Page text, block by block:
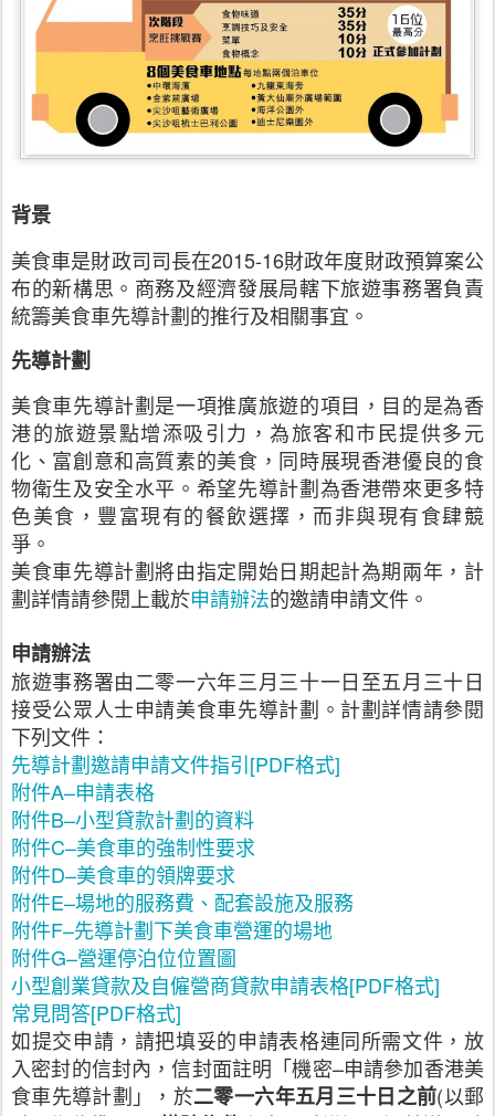
背景
美食車是財政司司長在2015-16財政年度財政預算案公
布的新構思。商務及經濟發展局轄下旅遊事務署負責
統籌美食車先導計劃的推行及相關事宜。
先導計劃
美食車先導計劃是一項推廣旅遊的項目，目的是為香
港的旅遊景點增添吸引力，為旅客和巿民提供多元
化、富創意和高質素的美食，同時展現香港優良的食
物衛生及安全水平。希望先導計劃為香港帶來更多特
色美食，豐富現有的餐飲選擇，而非與現有食肆競
爭。
美食車先導計劃將由指定開始日期起計為期兩年，計
劃詳情請參閱上載於申請辦法的邀請申請文件。
申請辦法
旅遊事務署由二零一六年三月三十一日至五月三十日
接受公眾人士申請美食車先導計劃。計劃詳情請參閱
下列文件：
先導計劃邀請申請文件指引[PDF格式]
附件A–申請表格
附件B–小型貸款計劃的資料
附件C–美食車的強制性要求
附件D–美食車的領牌要求
附件E–場地的服務費、配套設施及服務
附件F–先導計劃下美食車營運的場地
附件G–營運停泊位位置圖
小型創業貸款及自僱營商貸款申請表格[PDF格式]
常見問答[PDF格式]
如提交申請，請把填妥的申請表格連同所需文件，放
入密封的信封內，信封面註明「機密–申請參加香港美
食車先導計劃」，於二零一六年五月三十日之前(以郵